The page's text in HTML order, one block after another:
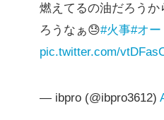
燃えてるの油だろう
ろうなぁ😓#火事#オー
pic.twitter.com/
— ibpro (@ibpro3612)